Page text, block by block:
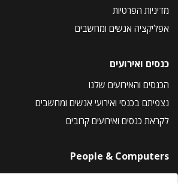
מדיניות הפרטיות
אפליקציה אנשים ומחשבים
כנסים ואירועים
הכנסים והאירועים שלנו
נצפיתם בכנסי ואירועי אנשים ומחשבים
לקראת כנסים ואירועים קרובים
People & Computers
About Us